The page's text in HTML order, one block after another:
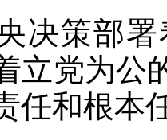
策部署
立党为公
任和根本